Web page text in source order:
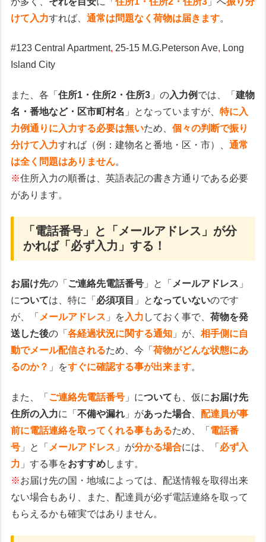
けて入力すれば、通常は問題なく荷物は届きます。
#123 Central Apartment, 25-15 M.G.Peterson Ave, Long
Island City
また、各「住所1・住所2・住所3 」の入力例 では、「建物
名・番地など・区市町村名 」となっていますが、特に入
力例通りに入力する必要は無いため、個々の判断で振り
分けて入力すれば（例：建物名と番地・区・市）、通常
は全く問題はありません。
※住所入力の順番は、英語表記の書き方通りである必要
があります。
「電話番号」と「メールアドレス」が分
かれば「必ず入力」する！
お届け先の「 ご連絡先電話番号 」と「 メールアドレス 」
については、特に「 必須項目 」となっていないのです
が、「 メールアドレス 」を 入力 しておく事で、荷物を発
送した後の「各経過状況に関する通知 」が、相手側に自
動でメール配信されるため、今「荷物がどんな状態にあ
るのか？ 」をすぐに確認する事が出来ます。
また、「 ご連絡先電話番号 」について も、仮にお届け先
住所の入力に「不備や漏れ 」があった場合 、配達員が事
前に電話連絡を取ってくれる事もあるため、「 電話番
号 」と「 メールアドレス 」が分かる場合には、「 必ず入
力 」する事をおすすめします。
※お届け先の国・地域によっては、配送情報を取得出来
ない場合もあり、また、配達員が必ず電話連絡を取って
もらえるかも確実ではありません。